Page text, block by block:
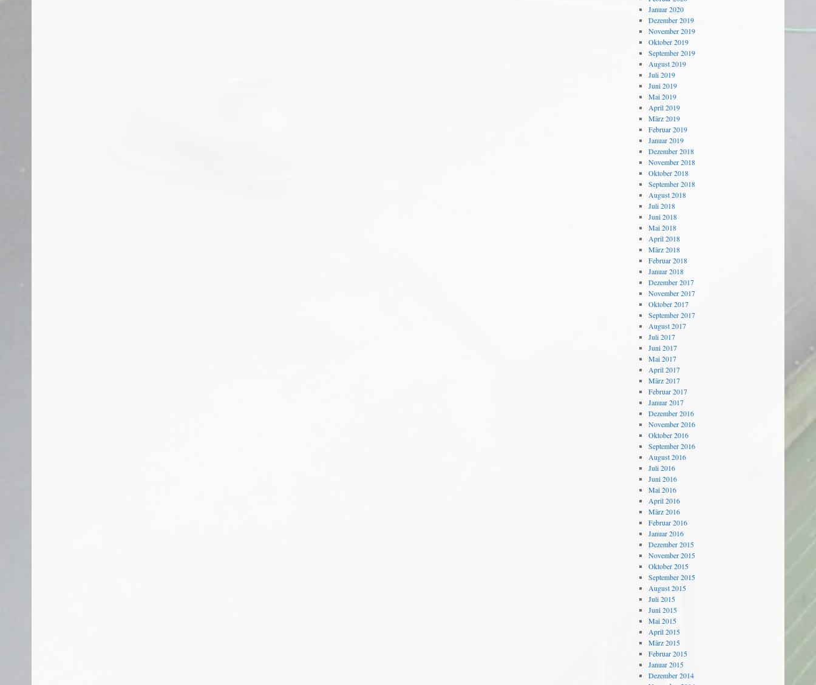
Januar 2020
Dezember 2019
November 2019
Oktober 2019
September 2019
August 2019
Juli 2019
Juni 2019
Mai 2019
April 2019
März 2019
Februar 2019
Januar 2019
Dezember 2018
November 2018
Oktober 2018
September 2018
August 2018
Juli 2018
Juni 2018
Mai 2018
April 2018
März 2018
Februar 2018
Januar 2018
Dezember 2017
November 2017
Oktober 2017
September 2017
August 2017
Juli 2017
Juni 2017
Mai 2017
April 2017
März 2017
Februar 2017
Januar 2017
Dezember 2016
November 2016
Oktober 2016
September 2016
August 2016
Juli 2016
Juni 2016
Mai 2016
April 2016
März 2016
Februar 2016
Januar 2016
Dezember 2015
November 2015
Oktober 2015
September 2015
August 2015
Juli 2015
Juni 2015
Mai 2015
April 2015
März 2015
Februar 2015
Januar 2015
Dezember 2014